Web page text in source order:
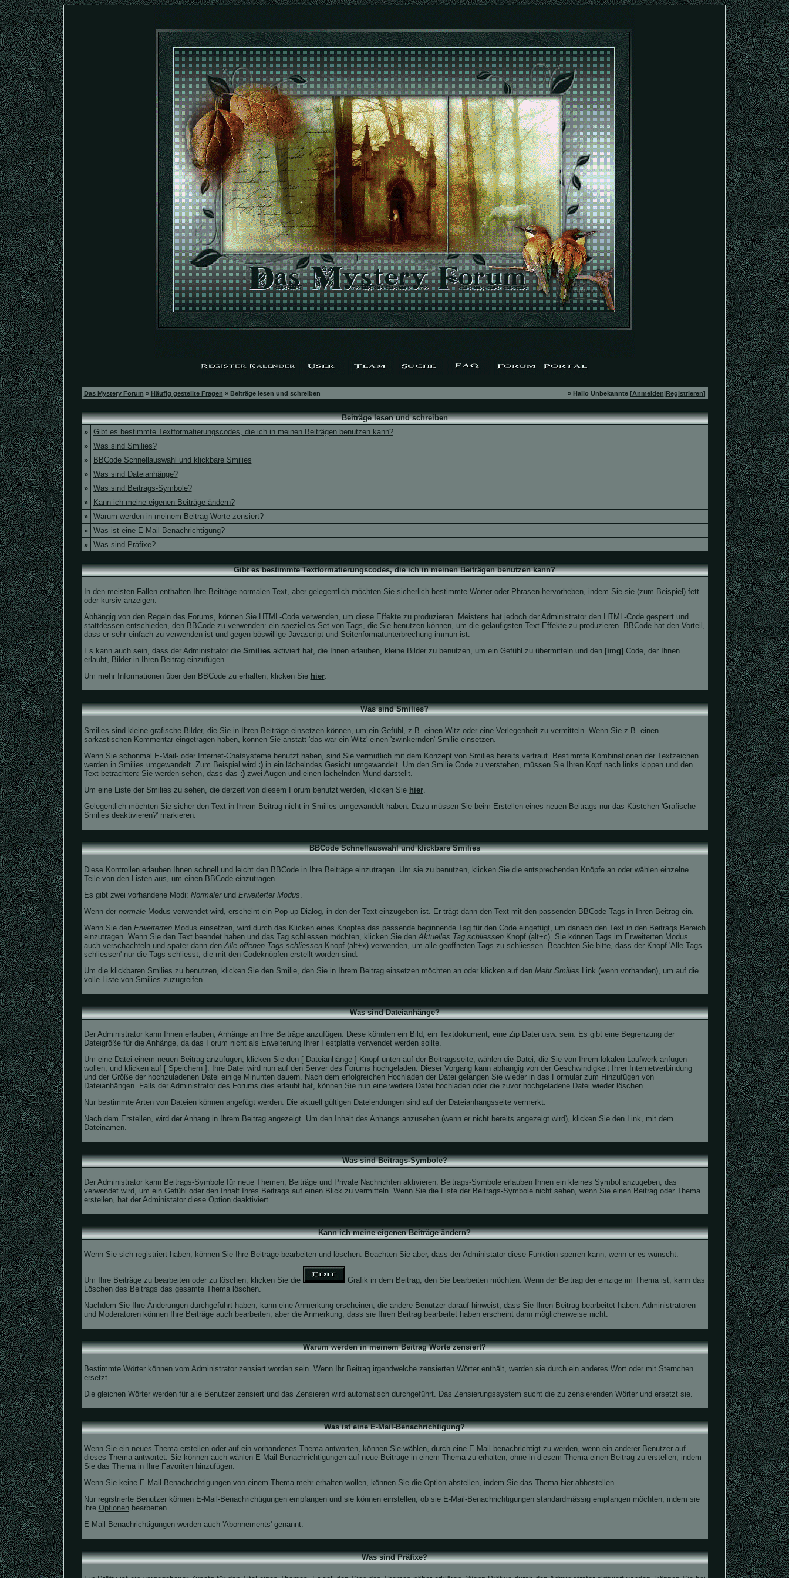
Das Mystery Forum » Häufig gestellte Fragen » Beiträge lesen und schreiben » Hallo Unbekannte [Anmelden|Registrieren]
Beiträge lesen und schreiben
»
Gibt es bestimmte Textformatierungscodes, die ich in meinen Beiträgen benutzen kann?
»
Was sind Smilies?
»
BBCode Schnellauswahl und klickbare Smilies
»
Was sind Dateianhänge?
»
Was sind Beitrags-Symbole?
»
Kann ich meine eigenen Beiträge ändern?
»
Warum werden in meinem Beitrag Worte zensiert?
»
Was ist eine E-Mail-Benachrichtigung?
»
Was sind Präfixe?
Gibt es bestimmte Textformatierungscodes, die ich in meinen Beiträgen benutzen kann?
In den meisten Fällen enthalten Ihre Beiträge normalen Text, aber gelegentlich möchten Sie sicherlich bestimmte Wörter oder Phrasen hervorheben, indem Sie sie (zum Beispiel) fett
oder kursiv anzeigen.
Abhängig von den Regeln des Forums, können Sie HTML-Code verwenden, um diese Effekte zu produzieren. Meistens hat jedoch der Administrator den HTML-Code gesperrt und
stattdessen entschieden, den BBCode zu verwenden: ein spezielles Set von Tags, die Sie benutzen können, um die geläufigsten Text-Effekte zu produzieren. BBCode hat den Vorteil,
dass er sehr einfach zu verwenden ist und gegen böswillige Javascript und Seitenformatunterbrechung immun ist.
Es kann auch sein, dass der Administrator die Smiliesaktiviert hat, die Ihnen erlauben, kleine Bilder zu benutzen, um ein Gefühl zu übermitteln und den [img] Code, der Ihnen
erlaubt, Bilder in Ihren Beitrag einzufügen.
Um mehr Informationen über den BBCode zu erhalten, klicken Sie hier.
Was sind Smilies?
Smilies sind kleine grafische Bilder, die Sie in Ihren Beiträge einsetzen können, um ein Gefühl, z.B. einen Witz oder eine Verlegenheit zu vermitteln. Wenn Sie z.B. einen
sarkastischen Kommentar eingetragen haben, können Sie anstatt 'das war ein Witz' einen 'zwinkernden' Smilie einsetzen.
Wenn Sie schonmal E-Mail- oder Internet-Chatsysteme benutzt haben, sind Sie vermutlich mit dem Konzept von Smilies bereits vertraut. Bestimmte Kombinationen der Textzeichen
werden in Smilies umgewandelt. Zum Beispiel wird :)in ein lächelndes Gesicht umgewandelt. Um den Smilie Code zu verstehen, müssen Sie Ihren Kopf nach links kippen und den
Text betrachten: Sie werden sehen, dass das :)zwei Augen und einen lächelnden Mund darstellt.
Um eine Liste der Smilies zu sehen, die derzeit von diesem Forum benutzt werden, klicken Sie hier.
Gelegentlich möchten Sie sicher den Text in Ihrem Beitrag nicht in Smilies umgewandelt haben. Dazu müssen Sie beim Erstellen eines neuen Beitrags nur das Kästchen 'Grafische
Smilies deaktivieren?' markieren.
BBCode Schnellauswahl und klickbare Smilies
Diese Kontrollen erlauben Ihnen schnell und leicht den BBCode in Ihre Beiträge einzutragen. Um sie zu benutzen, klicken Sie die entsprechenden Knöpfe an oder wählen einzelne
Teile von den Listen aus, um einen BBCode einzutragen.
Es gibt zwei vorhandene Modi: Normalerund Erweiterter Modus.
Wenn der normaleModus verwendet wird, erscheint ein Pop-up Dialog, in den der Text einzugeben ist. Er trägt dann den Text mit den passenden BBCode Tags in Ihren Beitrag ein.
Wenn Sie den ErweitertenModus einsetzen, wird durch das Klicken eines Knopfes das passende beginnende Tag für den Code eingefügt, um danach den Text in den Beitrags Bereich
einzutragen. Wenn Sie den Text beendet haben und das Tag schliessen möchten, klicken Sie denAktuelles Tag schliessenKnopf (alt+c). Sie können Tags im Erweiterten Modus
auch verschachteln und später dann denAlle offenen Tags schliessenKnopf (alt+x) verwenden, um alle geöffneten Tags zu schliessen. Beachten Sie bitte, dass der Knopf 'Alle Tags
schliessen' nur die Tags schliesst, die mit den Codeknöpfen erstellt worden sind.
Um die klickbaren Smilies zu benutzen, klicken Sie den Smilie, den Sie in Ihrem Beitrag einsetzen möchten an oder klicken auf den Mehr Smilies Link (wenn vorhanden), um auf die
volle Liste von Smilies zuzugreifen.
Was sind Dateianhänge?
Der Administrator kann Ihnen erlauben, Anhänge an Ihre Beiträge anzufügen. Diese könnten ein Bild, ein Textdokument, eine Zip Datei usw. sein. Es gibt eine Begrenzung der
Dateigröße für die Anhänge, da das Forum nicht als Erweiterung Ihrer Festplatte verwendet werden sollte.
Um eine Datei einem neuen Beitrag anzufügen, klicken Sie den [ Dateianhänge ] Knopf unten auf der Beitragsseite, wählen die Datei, die Sie von Ihrem lokalen Laufwerk anfügen
wollen, und klicken auf [ Speichern ]. Ihre Datei wird nun auf den Server des Forums hochgeladen. Dieser Vorgang kann abhängig von der Geschwindigkeit Ihrer Internetverbindung
und der Größe der hochzuladenen Datei einige Minunten dauern. Nach dem erfolgreichen Hochladen der Datei gelangen Sie wieder in das Formular zum Hinzufügen von
Dateianhängen. Falls der Administrator des Forums dies erlaubt hat, können Sie nun eine weitere Datei hochladen oder die zuvor hochgeladene Datei wieder löschen.
Nur bestimmte Arten von Dateien können angefügt werden. Die aktuell gültigen Dateiendungen sind auf der Dateianhangsseite vermerkt.
Nach dem Erstellen, wird der Anhang in Ihrem Beitrag angezeigt. Um den Inhalt des Anhangs anzusehen (wenn er nicht bereits angezeigt wird), klicken Sie den Link, mit dem
Dateinamen.
Was sind Beitrags-Symbole?
Der Administrator kann Beitrags-Symbole für neue Themen, Beiträge und Private Nachrichten aktivieren. Beitrags-Symbole erlauben Ihnen ein kleines Symbol anzugeben, das
verwendet wird, um ein Gefühl oder den Inhalt Ihres Beitrags auf einen Blick zu vermitteln. Wenn Sie die Liste der Beitrags-Symbole nicht sehen, wenn Sie einen Beitrag oder Thema
erstellen, hat der Administator diese Option deaktiviert.
Kann ich meine eigenen Beiträge ändern?
Wenn Sie sich registriert haben, können Sie Ihre Beiträge bearbeiten und löschen. Beachten Sie aber, dass der Administator diese Funktion sperren kann, wenn er es wünscht.
Um Ihre Beiträge zu bearbeiten oder zu löschen, klicken Sie die
Grafik in dem Beitrag, den Sie bearbeiten möchten. Wenn der Beitrag der einzige im Thema ist, kann das
Löschen des Beitrags das gesamte Thema löschen.
Nachdem Sie Ihre Änderungen durchgeführt haben, kann eine Anmerkung erscheinen, die andere Benutzer darauf hinweist, dass Sie Ihren Beitrag bearbeitet haben. Administratoren
und Moderatoren können Ihre Beiträge auch bearbeiten, aber die Anmerkung, dass sie Ihren Beitrag bearbeitet haben erscheint dann möglicherweise nicht.
Warum werden in meinem Beitrag Worte zensiert?
Bestimmte Wörter können vom Administrator zensiert worden sein. Wenn Ihr Beitrag irgendwelche zensierten Wörter enthält, werden sie durch ein anderes Wort oder mit Sternchen
ersetzt.
Die gleichen Wörter werden für alle Benutzer zensiert und das Zensieren wird automatisch durchgeführt. Das Zensierungssystem sucht die zu zensierenden Wörter und ersetzt sie.
Was ist eine E-Mail-Benachrichtigung?
Wenn Sie ein neues Thema erstellen oder auf ein vorhandenes Thema antworten, können Sie wählen, durch eine E-Mail benachrichtigt zu werden, wenn ein anderer Benutzer auf
dieses Thema antwortet. Sie können auch wählen E-Mail-Benachrichtigungen auf neue Beiträge in einem Thema zu erhalten, ohne in diesem Thema einen Beitrag zu erstellen, indem
Sie das Thema in Ihre Favoriten hinzufügen.
Wenn Sie keine E-Mail-Benachrichtigungen von einem Thema mehr erhalten wollen, können Sie die Option abstellen, indem Sie das Thema hierabbestellen.
Nur registrierte Benutzer können E-Mail-Benachrichtigungen empfangen und sie können einstellen, ob sie E-Mail-Benachrichtigungen standardmässig empfangen möchten, indem sie
ihre Optionenbearbeiten.
E-Mail-Benachrichtigungen werden auch 'Abonnements' genannt.
Was sind Präfixe?